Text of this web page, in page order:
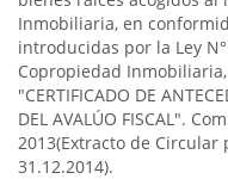
Inmobiliaria, en
introducidas por la Ley
Copropiedad
"CERTIFICADO DE
DEL AVALÚO FISCAL".
2013(Extracto de
31.12.2014).